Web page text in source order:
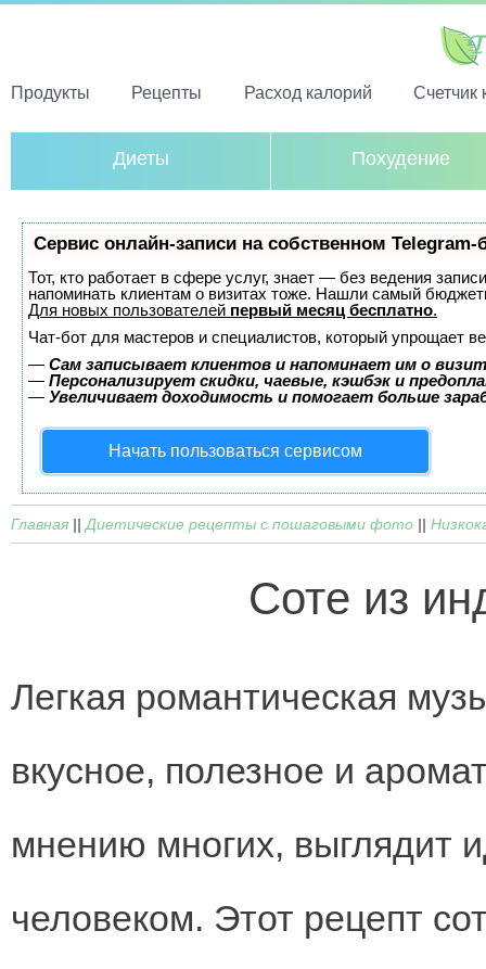
Продукты Рецепты Расход калорий Счетчик
Диеты Похудение
Сервис онлайн-записи на собственном Telegram-
Тот, кто работает в сфере услуг, знает — без ведения
напоминать клиентам о визитах тоже. Нашли самый
Для новых пользователей первый месяц бесплатно.
Чат-бот для мастеров и специалистов, который упрощает
— Сам записывает клиентов и напоминает им о
— Персонализирует скидки, чаевые, кэшбэк и
— Увеличивает доходимость и помогает больше
Начать пользоваться сервисом
Главная || Диетические рецепты с пошаговыми фото ||
Соте из
Легкая романтическая
вкусное, полезное и
мнению многих, выглядит
человеком. Этот рецепт